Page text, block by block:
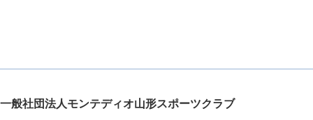
一般社団法人モンテディオ山形スポーツクラブ